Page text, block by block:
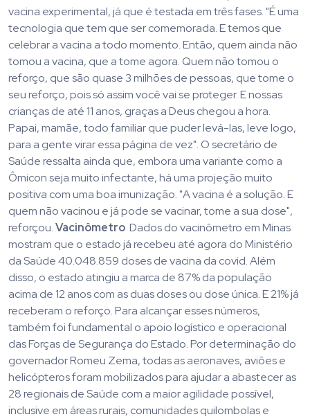
vacina experimental, já que é testada em três fases. "É uma
tecnologia que tem que ser comemorada. E temos que
celebrar a vacina a todo momento. Então, quem ainda não
tomou a vacina, que a tome agora. Quem não tomou o
reforço, que são quase 3 milhões de pessoas, que tome o
seu reforço, pois só assim você vai se proteger. E nossas
crianças de até 11 anos, graças a Deus chegou a hora.
Papai, mamãe, todo familiar que puder levá-las, leve logo,
para a gente virar essa página de vez". O secretário de
Saúde ressalta ainda que, embora uma variante como a
Ômicon seja muito infectante, há uma projeção muito
positiva com uma boa imunização. "A vacina é a solução. E
quem não vacinou e já pode se vacinar, tome a sua dose",
reforçou.Vacinômetro Dados do vacinômetro em Minas
mostram que o estado já recebeu até agora do Ministério
da Saúde 40.048.859 doses de vacina da covid. Além
disso, o estado atingiu a marca de 87% da população
acima de 12 anos com as duas doses ou dose única. E 21% já
receberam o reforço. Para alcançar esses números,
também foi fundamental o apoio logístico e operacional
das Forças de Segurança do Estado. Por determinação do
governador Romeu Zema, todas as aeronaves, aviões e
helicópteros foram mobilizados para ajudar a abastecer as
28 regionais de Saúde com a maior agilidade possível,
inclusive em áreas rurais, comunidades quilombolas e